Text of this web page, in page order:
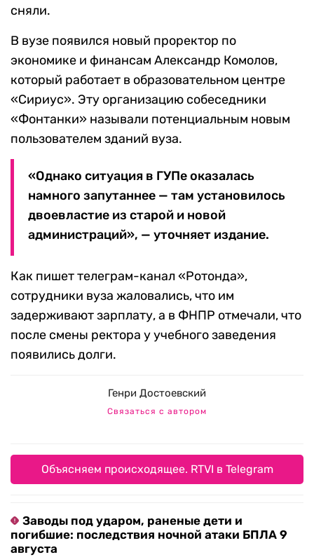
сняли.
В вузе появился новый проректор по
экономике и финансам Александр Комолов,
который работает в образовательном центре
«Сириус». Эту организацию собеседники
«Фонтанки» называли потенциальным новым
пользователем зданий вуза.
«Однако ситуация в ГУПе оказалась
намного запутаннее — там установилось
двоевластие из старой и новой
администраций», — уточняет издание.
Как пишет телеграм-канал «Ротонда»,
сотрудники вуза жаловались, что им
задерживают зарплату, а в ФНПР отмечали, что
после смены ректора у учебного заведения
появились долги.
Генри Достоевский
Связаться с автором
Объясняем происходящее. RTVI в Telegram
Заводы под ударом, раненые дети и
погибшие: последствия ночной атаки БПЛА 9
августа